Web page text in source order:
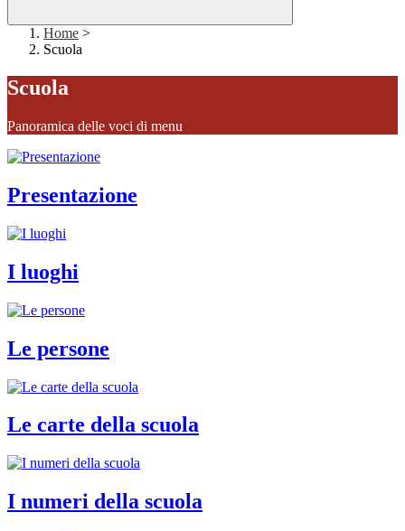
Home >
Scuola
Scuola
Panoramica delle voci di menu
Presentazione
I luoghi
Le persone
Le carte della scuola
I numeri della scuola